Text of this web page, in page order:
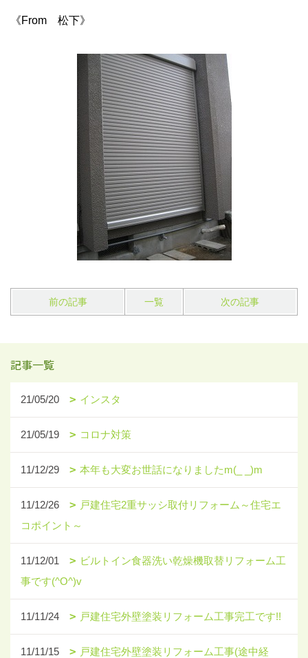
《From 松下》
前の記事 一覧 次の記事
記事一覧
21/05/20 インスタ
21/05/19 コロナ対策
11/12/29 本年も大変お世話になりましたm(_ _)m
11/12/26
戸建住宅2重サッシ取付リフォーム～住宅エ
コポイント～
11/12/01
ビルトイン食器洗い乾燥機取替リフォーム工
事です(^O^)v
11/11/24 戸建住宅外壁塗装リフォーム工事完工です!!
11/11/15
戸建住宅外壁塗装リフォーム工事(途中経